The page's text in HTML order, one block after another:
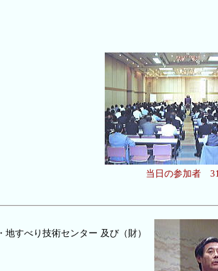
当日の参加者
すべり技術センター 及び（財）